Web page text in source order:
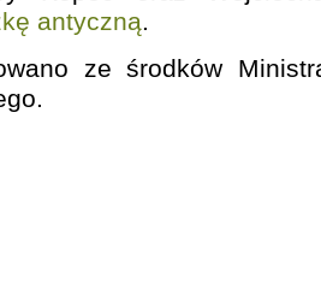
antyczną.
ze środków